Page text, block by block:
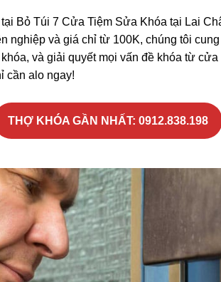
Bỏ Túi 7 Cửa Tiệm Sửa Khóa tại Lai
nghiệp và giá chỉ từ 100K, chúng tôi
và giải quyết mọi vấn đề khóa từ
cần alo ngay!
THỢ KHÓA GẦN NHẤT: 0912.838.198